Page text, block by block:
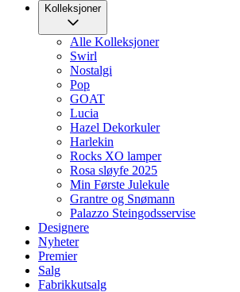
Kolleksjoner
Alle Kolleksjoner
Swirl
Nostalgi
Pop
GOAT
Lucia
Hazel Dekorkuler
Harlekin
Rocks XO lamper
Rosa sløyfe 2025
Min Første Julekule
Grantre og Snømann
Palazzo Steingodsservise
Designere
Nyheter
Premier
Salg
Fabrikkutsalg